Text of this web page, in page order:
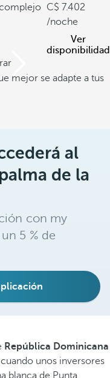
7.402
/noche
Ver
disponibilidad
mejor se adapte a tus
al
de la
con my
5 % de
República Dominicana
unos inversores
blanca de Punta